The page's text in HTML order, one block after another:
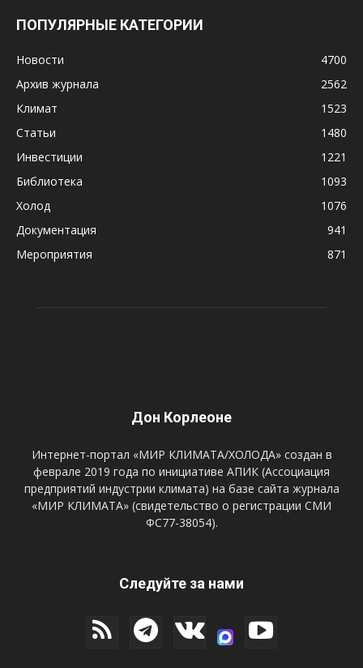
ПОПУЛЯРНЫЕ КАТЕГОРИИ
Новости
4700
Архив журнала
2562
Климат
1523
Статьи
1480
Инвестиции
1221
Библиотека
1093
Холод
1076
Документация
941
Мероприятия
871
Дон Корлеоне
Интернет-портал «МИР КЛИМАТА/ХОЛОДА» создан в
феврале 2019 года по инициативе АПИК (Ассоциация
предприятий индустрии климата) на базе сайта журнала
«МИР КЛИМАТА» (свидетельство о регистрации СМИ
ФС77-38054).
Следуйте за нами